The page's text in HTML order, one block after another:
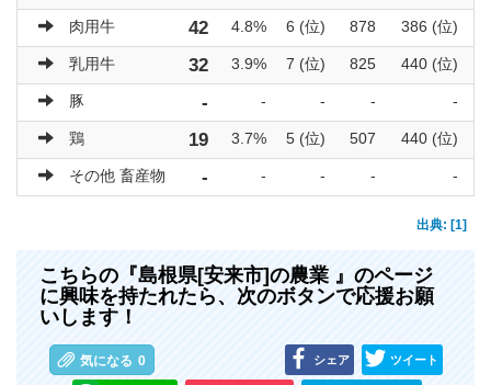
肉用牛 42 4.8% 6 (位) 878 386 (位)
乳用牛 32 3.9% 7 (位) 825 440 (位)
豚 - - - - -
鶏 19 3.7% 5 (位) 507 440 (位)
その他 畜産物 - - - - -
出典: [1]
こちらの『島根県[安来市]の農業 』のページ
に興味を持たれたら、次のボタンで応援お願
いします！
気になる 0 シェア ツイート